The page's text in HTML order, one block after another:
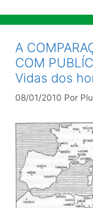
A
COM
Vidas dos
08/01/2010 Por